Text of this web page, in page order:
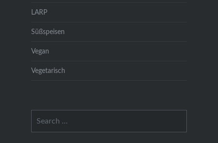
LARP
Süßspeisen
Vegan
Vegetarisch